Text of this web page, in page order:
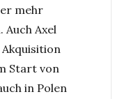
mehr
Axel
Start von
in Polen